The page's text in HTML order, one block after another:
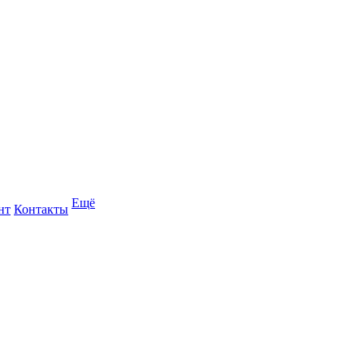
Контакты Ещё